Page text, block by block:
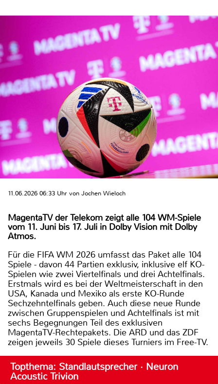
11.06.2026 06:33 Uhr von Jochen Wieloch
MagentaTV der Telekom zeigt alle 104 WM-Spiele
vom 11. Juni bis 17. Juli in Dolby Vision mit Dolby
Atmos.
Für die FIFA WM 2026 umfasst das Paket alle 104
Spiele - davon 44 Partien exklusiv, inklusive elf KO-
Spielen wie zwei Viertelfinals und drei Achtelfinals.
Erstmals wird es bei der Weltmeisterschaft in den
USA, Kanada und Mexiko als erste KO-Runde
Sechzehntelfinals geben. Auch diese neue Runde
zwischen Gruppenspielen und Achtelfinals ist mit
sechs Begegnungen Teil des exklusiven
MagentaTV-Rechtepakets. Die ARD und das ZDF
zeigen jeweils 30 Spiele dieses Turniers im Free-TV.
Topthema: Standlautsprecher · Neuron
Acoustic Trivion